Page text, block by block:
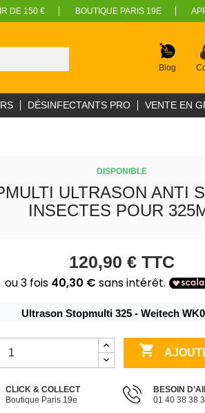
DE 150 € BOUTIQUE PARIS 19E
Blog
DÉSINFECTANTS PRO VENTE EN
DISPONIBLE
ULTRASON ANTI
INSECTES POUR
120,90 € TTC
Ultrason Stopmulti 325 - Weitech

CLICK & COLLECT
Boutique Paris 19e
BESOIN
01 40 38 38